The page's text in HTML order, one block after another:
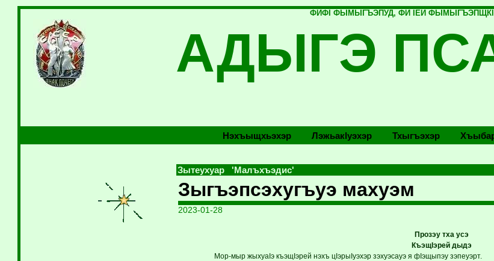
ФИФI ФЫМЫГЪЭПУД, ФИ IЕЙ
АДЫГЭ
Нэхъыщхьэхэр Лэжьакlуэхэр Тхыгъэхэр
Зытеухуар 'Малъхъэдис'
Зыгъэпсэхугъуэ махуэм
2023-01-28
Прозэу тха усэ
КъэщIэрей дыдэ
Мор-мыр жыхуаIэ къэщIэрей нэхъ цIэрыIуэхэр зэхуэсауэ я фIэщыпэу зэпеуэрт.